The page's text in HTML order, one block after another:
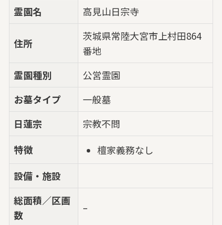
霊園名 高見山日宗寺
住所
茨城県常陸大宮市上村田864
番地
霊園種別
公営霊園
お墓タイプ
一般墓
日蓮宗
宗教不問
特徴
檀家義務なし
設備・施設
総面積／区画
数
–